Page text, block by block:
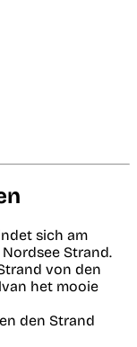
sich am
Strand.
von den
het mooie
den Strand